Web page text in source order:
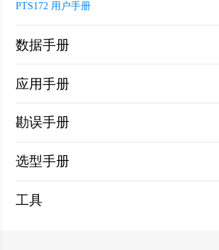
PTS172 用户手册
数据手册
应用手册
勘误手册
选型手册
工具